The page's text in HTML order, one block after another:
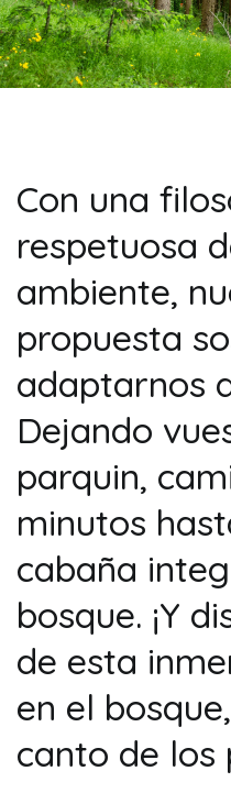
Con una
respetuosa
ambiente,
propuesta
adaptarnos
Dejando
parquin,
minutos
cabaña
bosque. ¡Y
de esta
en el
canto de los